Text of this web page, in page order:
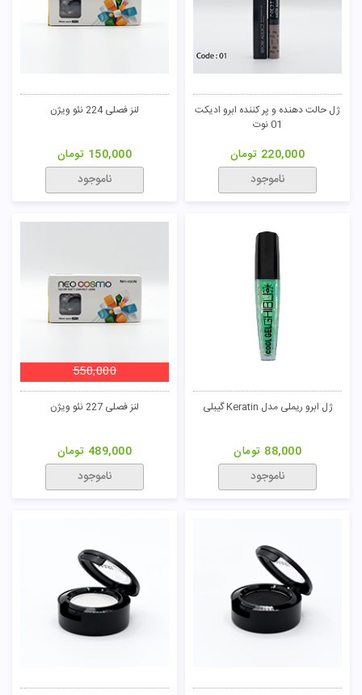
ژل حالت دهنده و پر کننده ابرو ادیکت
01 نوت
220,000 تومان
ناموجود
لنز فصلی 224 نئو ویژن
150,000 تومان
ناموجود
ژل ابرو ریملی مدل Keratin گیبلی
88,000 تومان
ناموجود
لنز فصلی 227 نئو ویژن
550,000
489,000 تومان
ناموجود